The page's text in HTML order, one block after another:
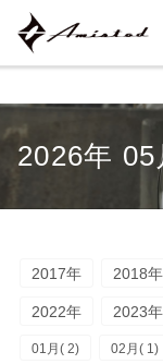
2026年
2017年 2018年
2022年 2023年
01月( 2) 02月( 1)